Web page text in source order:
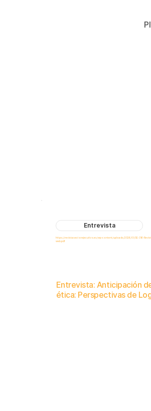
Entrevista
https://revistasectorejecutivo.es/wp-content/uploads/2026/01/SE-316-
web.pdf
Entrevista: Anticipación
ética: Perspectivas de